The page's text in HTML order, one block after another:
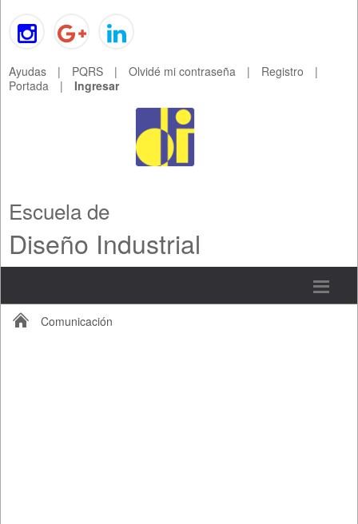
Ayudas | PQRS | Olvidé mi contraseña | Registro
|
Portada
| Ingresar
Escuela de
Diseño Industrial
Comunicación